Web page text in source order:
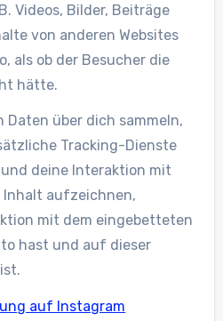
Videos, Bilder, Beiträge
von anderen Websites
als ob der Besucher die
hätte.
Daten über dich sammeln,
Tracking-Dienste
deine Interaktion mit
aufzeichnen,
mit dem eingebetteten
hast und auf dieser
auf Instagram